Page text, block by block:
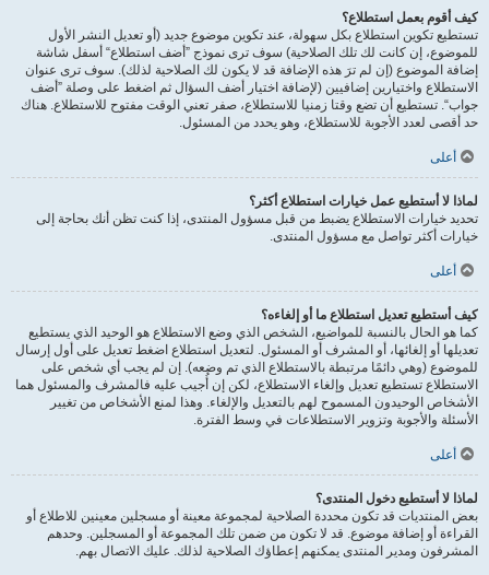
كيف أقوم بعمل استطلاع؟
تستطيع تكوين استطلاع بكل سهولة، عند تكوين موضوع جديد (أو تعديل النشر الأول
للموضوع، إن كانت لك تلك الصلاحية) سوف ترى نموذج ”أضف استطلاع“ أسفل شاشة
إضافة الموضوع (إن لم ترَ هذه الإضافة قد لا يكون لك الصلاحية لذلك). سوف ترى عنوان
الاستطلاع واختيارين إضافيين (لإضافة اختيار أضف السؤال ثم اضغط على وصلة ”أضف
جواب“. تستطيع أن تضع وقتا زمنيا للاستطلاع، صفر تعني الوقت مفتوح للاستطلاع. هناك
حد أقصى لعدد الأجوبة للاستطلاع، وهو يحدد من المسئول.
أعلى
لماذا لا أستطيع عمل خيارات استطلاع أكثر؟
تحديد خيارات الاستطلاع يضبط من قبل مسؤول المنتدى، إذا كنت تظن أنك بحاجة إلى
خيارات أكثر تواصل مع مسؤول المنتدى.
أعلى
كيف أستطيع تعديل استطلاع ما أو إلغاءه؟
كما هو الحال بالنسبة للمواضيع، الشخص الذي وضع الاستطلاع هو الوحيد الذي يستطيع
تعديلها أو إلغائها، أو المشرف أو المسئول. لتعديل استطلاع اضغط تعديل على أول إرسال
للموضوع (وهي دائمًا مرتبطة بالاستطلاع الذي تم وضعه). إن لم يجب أي شخص على
الاستطلاع تستطيع تعديل وإلغاء الاستطلاع، لكن إن أُجيب عليه فالمشرف والمسئول هما
الأشخاص الوحيدون المسموح لهم بالتعديل والإلغاء. وهذا لمنع الأشخاص من تغيير
الأسئلة والأجوبة وتزوير الاستطلاعات في وسط الفترة.
أعلى
لماذا لا أستطيع دخول المنتدى؟
بعض المنتديات قد تكون محددة الصلاحية لمجموعة معينة أو مسجلين معينين للاطلاع أو
القراءة أو إضافة موضوع. قد لا تكون من ضمن تلك المجموعة أو المسجلين. وحدهم
المشرفون ومدير المنتدى يمكنهم إعطاؤك الصلاحية لذلك. عليك الاتصال بهم.